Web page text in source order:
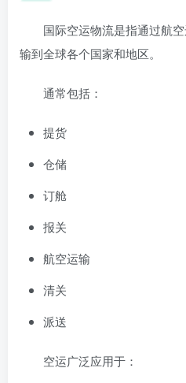
国际空运物流是指通过航
输到全球各个国家和地区。
通常包括：
提货
仓储
订舱
报关
航空运输
清关
派送
空运广泛应用于：